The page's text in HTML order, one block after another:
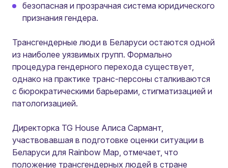
безопасная и прозрачная система юридического
признания гендера.
Трансгендерные люди в Беларуси остаются одной
из наиболее уязвимых групп. Формально
процедура гендерного перехода существует,
однако на практике транс-персоны сталкиваются
с бюрократическими барьерами, стигматизацией и
патологизацией.
Директорка TG House Алиса Сармант,
участвовавшая в подготовке оценки ситуации в
Беларуси для Rainbow Map, отмечает, что
положение трансгендерных людей в стране